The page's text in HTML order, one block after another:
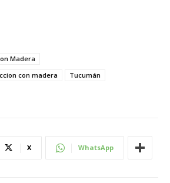
Madera
con madera
Tucumán
X WhatsApp